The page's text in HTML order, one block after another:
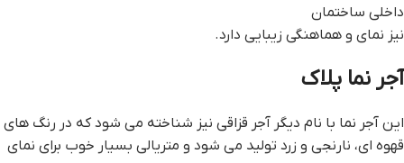
داخلی ساختمان
نیز نمای و هماهنگی زیبایی دارد.
آجر نما پلاک
این آجر نما با نام دیگر آجر قزاقی نیز شناخته می شود که در رنگ های
قهوه ای، نارنجی و زرد تولید می شود و متریالی بسیار خوب برای نمای